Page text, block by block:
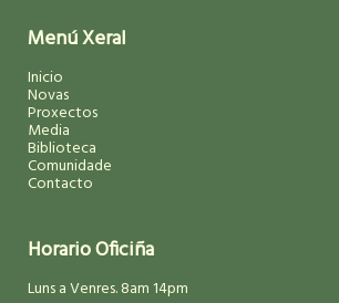
Menú Xeral
Inicio
Novas
Proxectos
Media
Biblioteca
Comunidade
Contacto
Horario Oficiña
Luns a Venres. 8am 14pm